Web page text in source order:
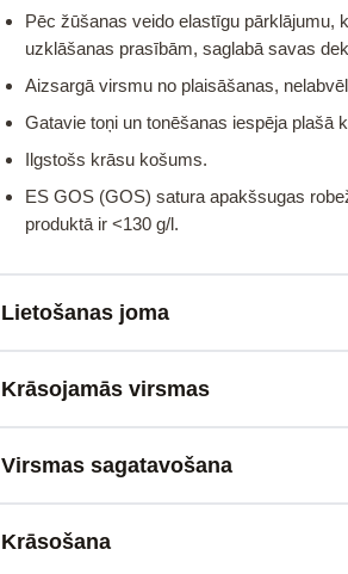
Pēc žūšanas veido elastīgu pārklājumu,
uzklāšanas prasībām, saglabā savas
Aizsargā virsmu no plaisāšanas,
Gatavie toņi un tonēšanas iespēja plašā
Ilgstošs krāsu košums.
ES GOS (GOS) satura apakšsugas
produktā ir <130 g/l.
Lietošanas joma
Krāsojamās virsmas
Virsmas sagatavošana
Krāsošana